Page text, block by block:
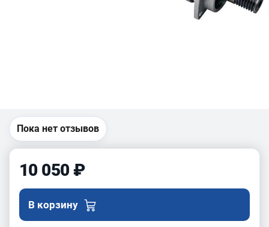
Пока нет отзывов
10 050 ₽
В корзину